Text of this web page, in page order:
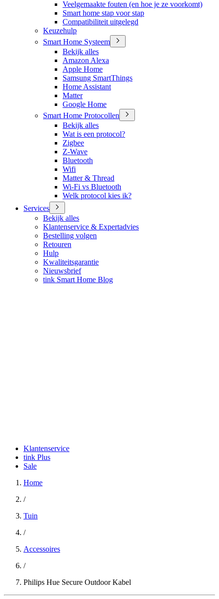
Veelgemaakte fouten (en hoe je ze voorkomt)
Smart home stap voor stap
Compatibiliteit uitgelegd
Keuzehulp
Smart Home Systeem
Bekijk alles
Amazon Alexa
Apple Home
Samsung SmartThings
Home Assistant
Matter
Google Home
Smart Home Protocollen
Bekijk alles
Wat is een protocol?
Zigbee
Z-Wave
Bluetooth
Wifi
Matter & Thread
Wi-Fi vs Bluetooth
Welk protocol kies ik?
Services
Bekijk alles
Klantenservice & Expertadvies
Bestelling volgen
Retouren
Hulp
Kwaliteitsgarantie
Nieuwsbrief
tink Smart Home Blog
Klantenservice
tink Plus
Sale
Home
/
Tuin
/
Accessoires
/
Philips Hue Secure Outdoor Kabel